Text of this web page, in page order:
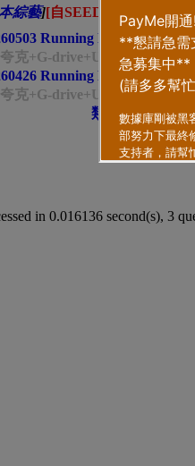
綜藝][自SEED] 跟拍到你家-
Running Man E801[韓
夸克+G-drive+UC網盤
Running Man E800[韓
夸克+G-drive+UC網盤
類型 排序方式
in 0.016136 second(s), 3